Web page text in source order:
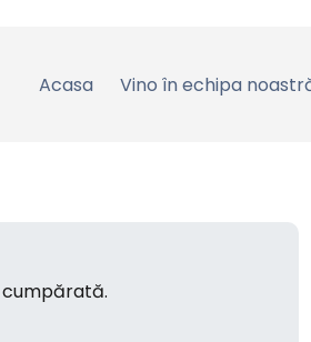
Acasa Vino în echipa
cumpărată.